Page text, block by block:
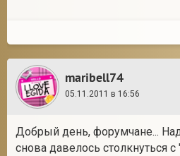
maribell74
05.11.2011 в 16:56
Добрый день, форумчане...
снова давелось столкнуться